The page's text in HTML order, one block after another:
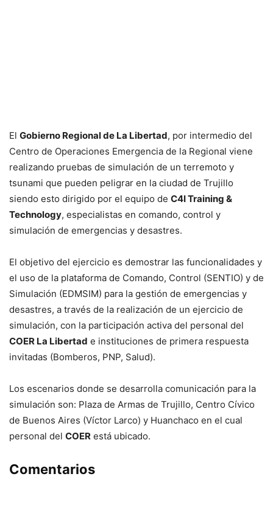
El Gobierno Regional de La Libertad, por intermedio del
Centro de Operaciones Emergencia de la Regional viene
realizando pruebas de simulación de un terremoto y
tsunami que pueden peligrar en la ciudad de Trujillo
siendo esto dirigido por el equipo de C4I Training &
Technology, especialistas en comando, control y
simulación de emergencias y desastres.
El objetivo del ejercicio es demostrar las funcionalidades y
el uso de la plataforma de Comando, Control (SENTIO) y de
Simulación (EDMSIM) para la gestión de emergencias y
desastres, a través de la realización de un ejercicio de
simulación, con la participación activa del personal del
COER La Libertad e instituciones de primera respuesta
invitadas (Bomberos, PNP, Salud).
Los escenarios donde se desarrolla comunicación para la
simulación son: Plaza de Armas de Trujillo, Centro Cívico
de Buenos Aires (Víctor Larco) y Huanchaco en el cual
personal del COER está ubicado.
Comentarios